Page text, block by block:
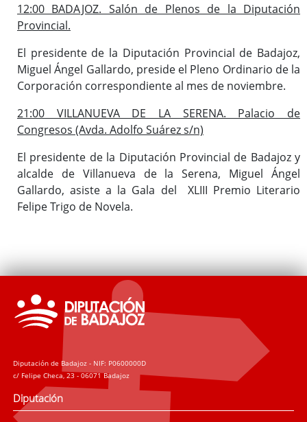
12:00 BADAJOZ. Salón de Plenos de la Diputación
Provincial.
El presidente de la Diputación Provincial de Badajoz,
Miguel Ángel Gallardo, preside el Pleno Ordinario de la
Corporación correspondiente al mes de noviembre.
21:00 VILLANUEVA DE LA SERENA. Palacio de
Congresos (Avda. Adolfo Suárez s/n)
El presidente de la Diputación Provincial de Badajoz y
alcalde de Villanueva de la Serena, Miguel Ángel
Gallardo, asiste a la Gala del XLIII Premio Literario
Felipe Trigo de Novela.
Diputación de Badajoz - NIF: P0600000D
c/ Felipe Checa, 23 - 06071 Badajoz
Diputación